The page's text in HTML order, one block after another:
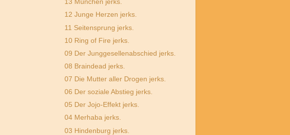
13 München jerks.
12 Junge Herzen jerks.
11 Seitensprung jerks.
10 Ring of Fire jerks.
09 Der Junggesellenabschied jerks.
08 Braindead jerks.
07 Die Mutter aller Drogen jerks.
06 Der soziale Abstieg jerks.
05 Der Jojo-Effekt jerks.
04 Merhaba jerks.
03 Hindenburg jerks.